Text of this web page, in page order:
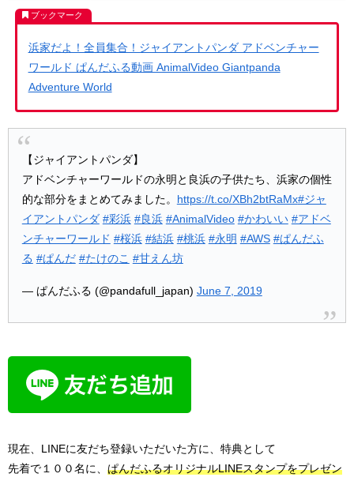
浜家だよ！全員集合！ジャイアントパンダ アドベンチャー
ワールド ぱんだふる動画 AnimalVideo Giantpanda
Adventure World
【ジャイアントパンダ】
アドベンチャーワールドの永明と良浜の子供たち、浜家の個性
的な部分をまとめてみました。 https://t.co/XBh2btRaMx#ジャ
イアントパンダ #彩浜 #良浜 #AnimalVideo #かわいい #アドベ
ンチャーワールド #桜浜 #結浜 #桃浜 #永明 #AWS #ぱんだふ
る #ぱんだ #たけのこ #甘えん坊
— ぱんだふる (@pandafull_japan) June 7, 2019
現在、LINEに友だち登録いただいた方に、特典として
先着で１００名に、 ぱんだふるオリジナルLINEスタンプをプレゼン